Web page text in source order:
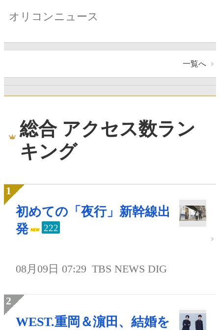
オリコンニュース
一覧へ
総合 アクセス数ラン
キング
初めての「夜行」新幹線出
発
222
08月09日 07:29 TBS NEWS DIG
WEST.重岡＆濵田、結婚を